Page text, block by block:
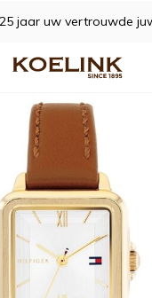
jaar uw vertrouwde